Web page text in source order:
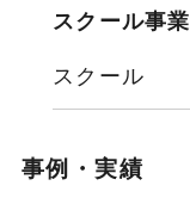
スクール事業
スクール
事例・実績